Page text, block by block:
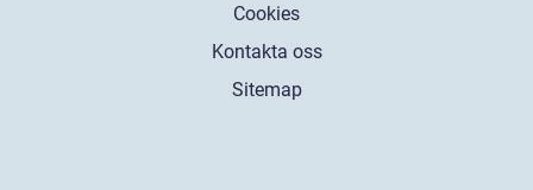
Cookies
Kontakta oss
Sitemap